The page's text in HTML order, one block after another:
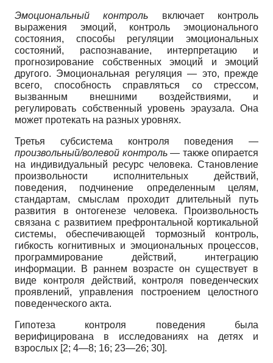
Эмоциональный контроль включает контроль
выражения эмоций, контроль эмоционального
состояния, способы регуляции эмоциональных
состояний, распознавание, интерпретацию и
прогнозирование собственных эмоций и эмоций
другого. Эмоциональная регуляция — это, прежде
всего, способность справляться со стрессом,
вызванным внешними воздействиями, и
регулировать собственный уровень эраузала. Она
может протекать на разных уровнях.
Третья субсистема контроля поведения —
произвольный/волевой контроль— также опирается
на индивидуальный ресурс человека. Становление
произвольности исполнительных действий,
поведения, подчинение определенным целям,
стандартам, смыслам проходит длительный путь
развития в онтогенезе человека. Произвольность
связана с развитием префронтальной кортикальной
системы, обеспечивающей тормозный контроль,
гибкость когнитивных и эмоциональных процессов,
программирование действий, интеграцию
информации. В раннем возрасте он существует в
виде контроля действий, контроля поведенческих
проявлений, управления построением целостного
поведенческого акта.
Гипотеза контроля поведения была
верифицирована в исследованиях на детях и
взрослых [2; 4—8; 16; 23—26; 30].